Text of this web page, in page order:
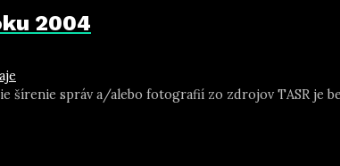
2004
šírenie správ a/alebo fotografií zo zdrojov TASR je